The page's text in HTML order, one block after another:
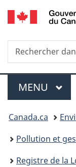
Rechercher
dans
Menu
MENU
Vous
êtes
ici :
Canada.ca
Pollution et
Registre de la Loi